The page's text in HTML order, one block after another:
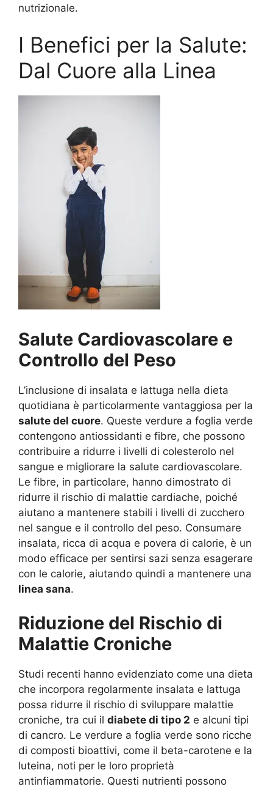
nutrizionale.
I Benefici per la Salute:
Dal Cuore alla Linea
Salute Cardiovascolare e
Controllo del Peso
L’inclusione di insalata e lattuga nella dieta
quotidiana è particolarmente vantaggiosa per la
salute del cuore. Queste verdure a foglia verde
contengono antiossidanti e fibre, che possono
contribuire a ridurre i livelli di colesterolo nel
sangue e migliorare la salute cardiovascolare.
Le fibre, in particolare, hanno dimostrato di
ridurre il rischio di malattie cardiache, poiché
aiutano a mantenere stabili i livelli di zucchero
nel sangue e il controllo del peso. Consumare
insalata, ricca di acqua e povera di calorie, è un
modo efficace per sentirsi sazi senza esagerare
con le calorie, aiutando quindi a mantenere una
linea sana.
Riduzione del Rischio di
Malattie Croniche
Studi recenti hanno evidenziato come una dieta
che incorpora regolarmente insalata e lattuga
possa ridurre il rischio di sviluppare malattie
croniche, tra cui il diabete di tipo 2 e alcuni tipi
di cancro. Le verdure a foglia verde sono ricche
di composti bioattivi, come il beta-carotene e la
luteina, noti per le loro proprietà
antinfiammatorie. Questi nutrienti possono